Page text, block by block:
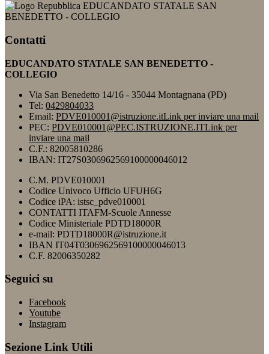
EDUCANDATO STATALE SAN
BENEDETTO - COLLEGIO
Contatti
EDUCANDATO STATALE SAN BENEDETTO -
COLLEGIO
Via San Benedetto 14/16 - 35044 Montagnana (PD)
Tel: 0429804033
Email: PDVE010001@istruzione.itLink per inviare una mail
PEC: PDVE010001@PEC.ISTRUZIONE.ITLink per
inviare una mail
C.F.: 82005810286
IBAN: IT27S0306962569100000046012
C.M. PDVE010001
Codice Univoco Ufficio UFUH6G
Codice iPA: istsc_pdve010001
CONTATTI ITAFM-Scuole Annesse
Codice Ministeriale PDTD18000R
e-mail: PDTD18000R@istruzione.it
IBAN IT04T0306962569100000046013
C.F. 82006350282
Seguici su
Facebook
Youtube
Instagram
Sezione Link Utili